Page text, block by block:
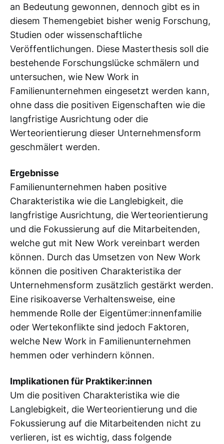
an Bedeutung gewonnen, dennoch gibt es in
diesem Themengebiet bisher wenig Forschung,
Studien oder wissenschaftliche
Veröffentlichungen. Diese Masterthesis soll die
bestehende Forschungslücke schmälern und
untersuchen, wie New Work in
Familienunternehmen eingesetzt werden kann,
ohne dass die positiven Eigenschaften wie die
langfristige Ausrichtung oder die
Werteorientierung dieser Unternehmensform
geschmälert werden.
Ergebnisse
Familienunternehmen haben positive
Charakteristika wie die Langlebigkeit, die
langfristige Ausrichtung, die Werteorientierung
und die Fokussierung auf die Mitarbeitenden,
welche gut mit New Work vereinbart werden
können. Durch das Umsetzen von New Work
können die positiven Charakteristika der
Unternehmensform zusätzlich gestärkt werden.
Eine risikoaverse Verhaltensweise, eine
hemmende Rolle der Eigentümer:innenfamilie
oder Wertekonflikte sind jedoch Faktoren,
welche New Work in Familienunternehmen
hemmen oder verhindern können.
Implikationen für Praktiker:innen
Um die positiven Charakteristika wie die
Langlebigkeit, die Werteorientierung und die
Fokussierung auf die Mitarbeitenden nicht zu
verlieren, ist es wichtig, dass folgende